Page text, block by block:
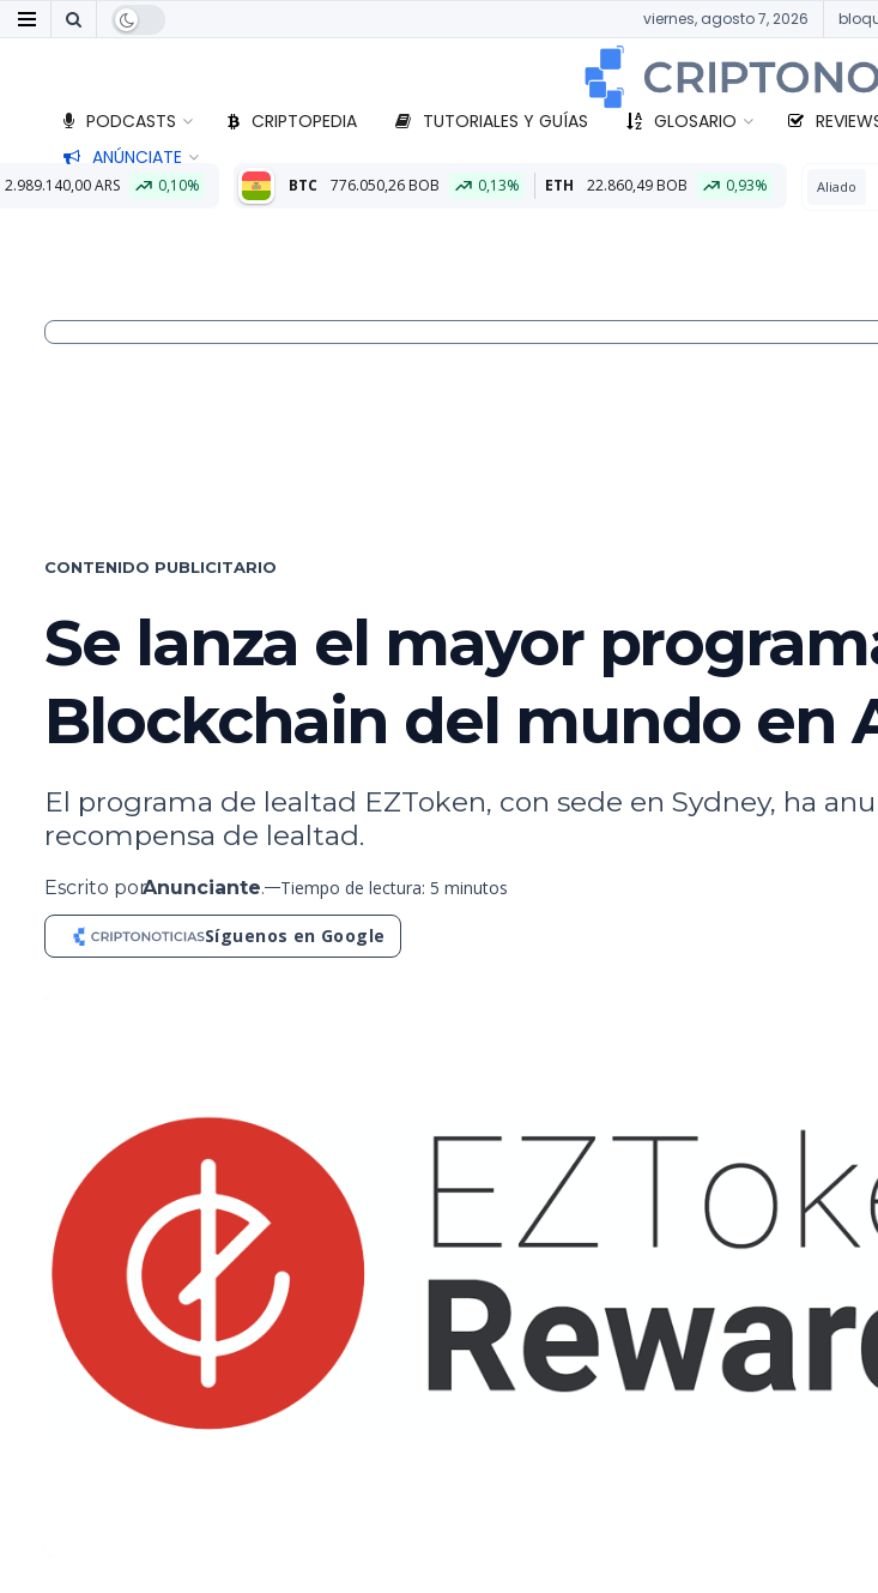
viernes, agosto 7, 2026
PODCASTS CRIPTOPEDIA TUTORIALES Y GUÍAS GLOSARIO
ANÚNCIATE
0,10% BTC 776.050,26 BOB 0,13% ETH 22.860,49 BOB 0,93% Aliado
CONTENIDO PUBLICITARIO
Se lanza el mayor
Blockchain del mundo en
El programa de lealtad EZToken, con sede en Sydney, ha
recompensa de lealtad.
Escrito porAnunciante. Tiempo de lectura: 5 minutos
Síguenos en Google